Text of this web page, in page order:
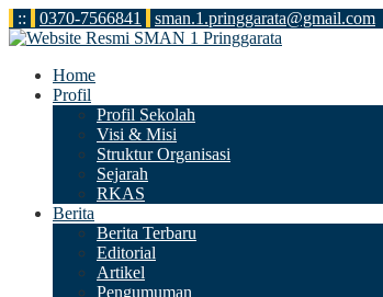
:: 0370-7566841 sman.1.pringgarata@gmail.com
Home
Profil
Profil Sekolah
Visi & Misi
Struktur Organisasi
Sejarah
RKAS
Berita
Berita Terbaru
Editorial
Artikel
Pengumuman